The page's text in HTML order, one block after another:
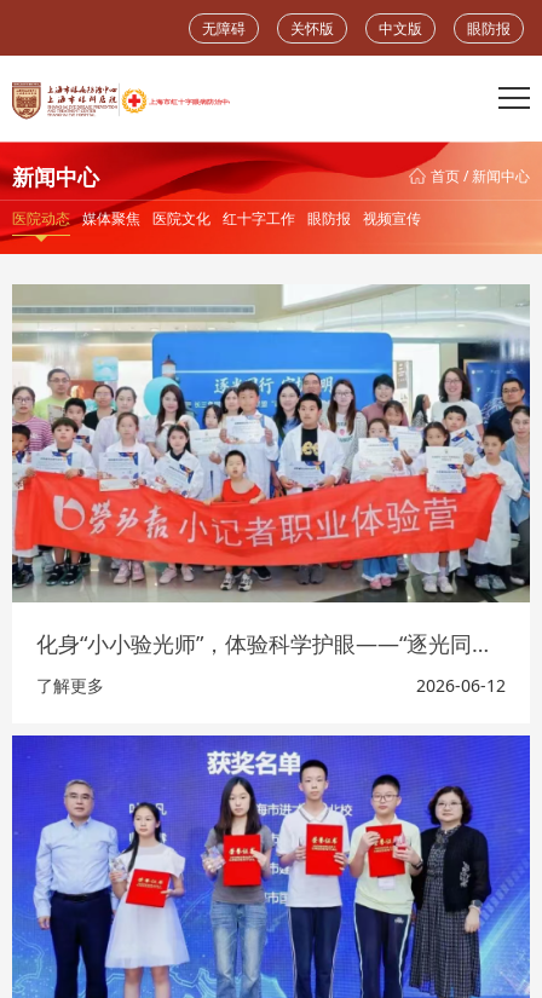
无障碍 关怀版 中文版 眼防报
新闻中心 首页/新闻中心
医院动态 媒体聚焦 医院文化 红十字工作 眼防报 视频宣传
化身“小小验光师”，体验科学护眼——“逐光同行·守护光明”系列首场活动精彩开幕！
了解更多 2026-06-12